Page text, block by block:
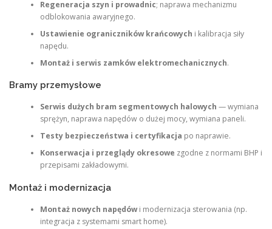
Regeneracja szyn i prowadnic; naprawa mechanizmu
odblokowania awaryjnego.
Ustawienie ograniczników krańcowych i kalibracja siły
napędu.
Montaż i serwis zamków elektromechanicznych.
Bramy przemysłowe
Serwis dużych bram segmentowych halowych — wymiana
sprężyn, naprawa napędów o dużej mocy, wymiana paneli.
Testy bezpieczeństwa i certyfikacja po naprawie.
Konserwacja i przeglądy okresowe zgodne z normami BHP i
przepisami zakładowymi.
Montaż i modernizacja
Montaż nowych napędówi modernizacja sterowania (np.
integracja z systemami smart home).